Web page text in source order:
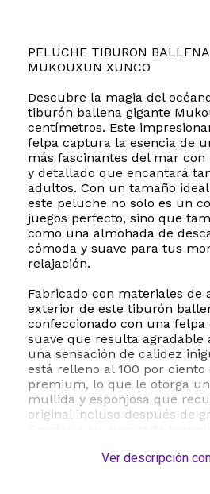
PELUCHE TIBURON
MUKOUXUN XUNCO
Descubre la magia del
tiburón ballena gigante
centímetros. Este
felpa captura la esencia de
más fascinantes del mar
y detallado que encantará
adultos. Con un tamaño
este peluche no solo es un
juegos perfecto, sino que
como una almohada de
cómoda y suave para tus
relajación.
Fabricado con materiales de
exterior de este tiburón
confeccionado con una
suave que resulta agradable
una sensación de calidez
está relleno al 100 por ciento
premium, lo que le otorga
mullida y esponjosa que
original incluso después de
superior y resistencia ante el
Ver descripción